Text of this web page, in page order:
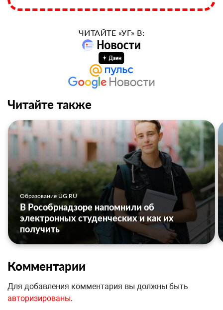
ЧИТАЙТЕ «УГ» В:
Читайте также
Образование UG.RU
В Рособрнадзоре напомнили об
электронных студенческих и как их
получить
Комментарии
Для добавления комментария вы должны быть
авторизированы.